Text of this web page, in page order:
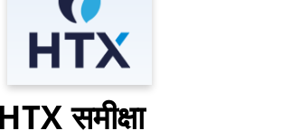
HTX समीक्षा